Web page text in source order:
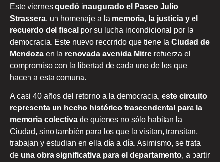
Este viernes quedó inaugurado el Paseo Julio
Strassera, un homenaje a la memoria, la justicia y el
recuerdo del fiscal por su lucha incondicional por la
democracia. Este nuevo recorrido que tiene la Ciudad de
Mendoza en la renovada avenida Mitre refuerza el
compromiso con la libertad de cada uno de los que
hacen a esta comuna.
A casi 40 años del retorno a la democracia, este circuito
representa un hecho histórico trascendental para la
memoria colectiva de quienes no sólo habitan la
Ciudad, sino también para los que la visitan, transitan,
trabajan y estudian en ella día a día. Asimismo, se trata
de una obra significativa para el departamento, a partir